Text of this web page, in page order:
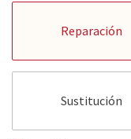
Reparación
Sustitución